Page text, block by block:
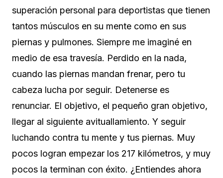
superación personal para deportistas que tienen
tantos músculos en su mente como en sus
piernas y pulmones. Siempre me imaginé en
medio de esa travesía. Perdido en la nada,
cuando las piernas mandan frenar, pero tu
cabeza lucha por seguir. Detenerse es
renunciar. El objetivo, el pequeño gran objetivo,
llegar al siguiente avituallamiento. Y seguir
luchando contra tu mente y tus piernas. Muy
pocos logran empezar los 217 kilómetros, y muy
pocos la terminan con éxito. ¿Entiendes ahora